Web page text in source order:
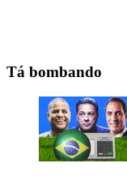
Tá bombando